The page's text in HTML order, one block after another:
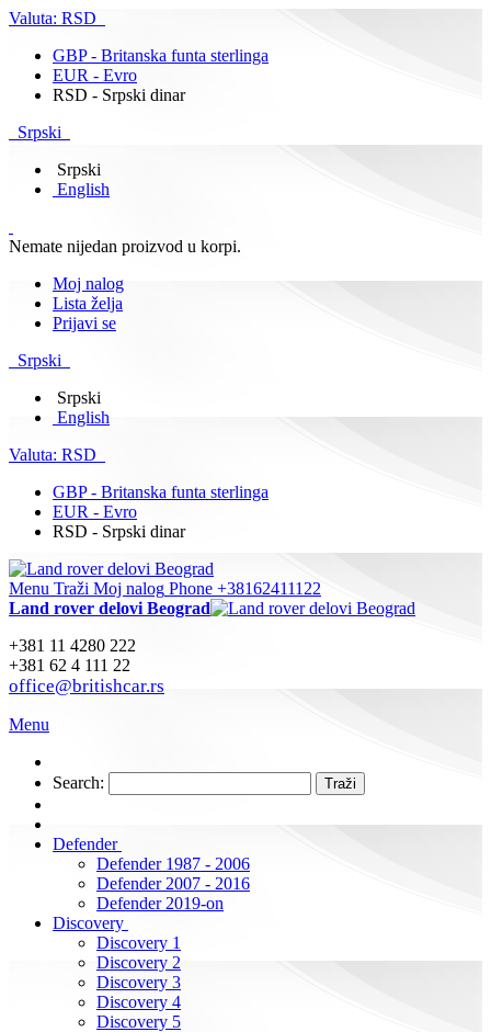
Valuta: RSD
GBP - Britanska funta sterlinga
EUR - Evro
RSD - Srpski dinar
Srpski
Srpski
English
Nemate nijedan proizvod u korpi.
Moj nalog
Lista želja
Prijavi se
Srpski
Srpski
English
Valuta: RSD
GBP - Britanska funta sterlinga
EUR - Evro
RSD - Srpski dinar
Menu Traži Moj nalog Phone +38162411122
Land rover delovi Beograd
+381 11 4280 222
+381 62 4 111 22
office@britishcar.rs
Menu
Search: Traži
Defender
Defender 1987 - 2006
Defender 2007 - 2016
Defender 2019-on
Discovery
Discovery 1
Discovery 2
Discovery 3
Discovery 4
Discovery 5